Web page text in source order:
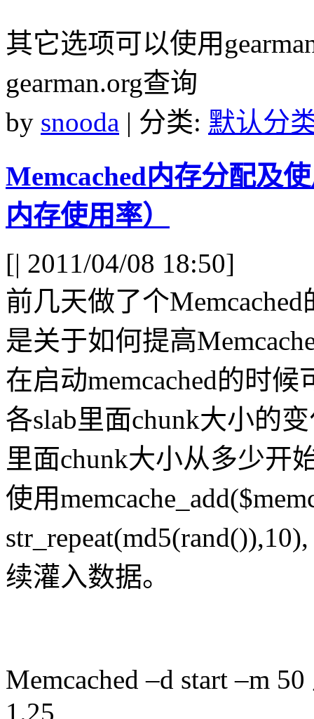
其它选项可以使用
gearman.org查询
by snooda | 分类: 默认分
Memcached内存分配及
内存使用率）
[| 2011/04/08 18:50]
前几天做了个
是关于如何提高
在启动memcached的时
各slab里面chunk大小的
里面chunk大小从多少开
使用
续灌入数据。
Memcached –d start –m
1.25